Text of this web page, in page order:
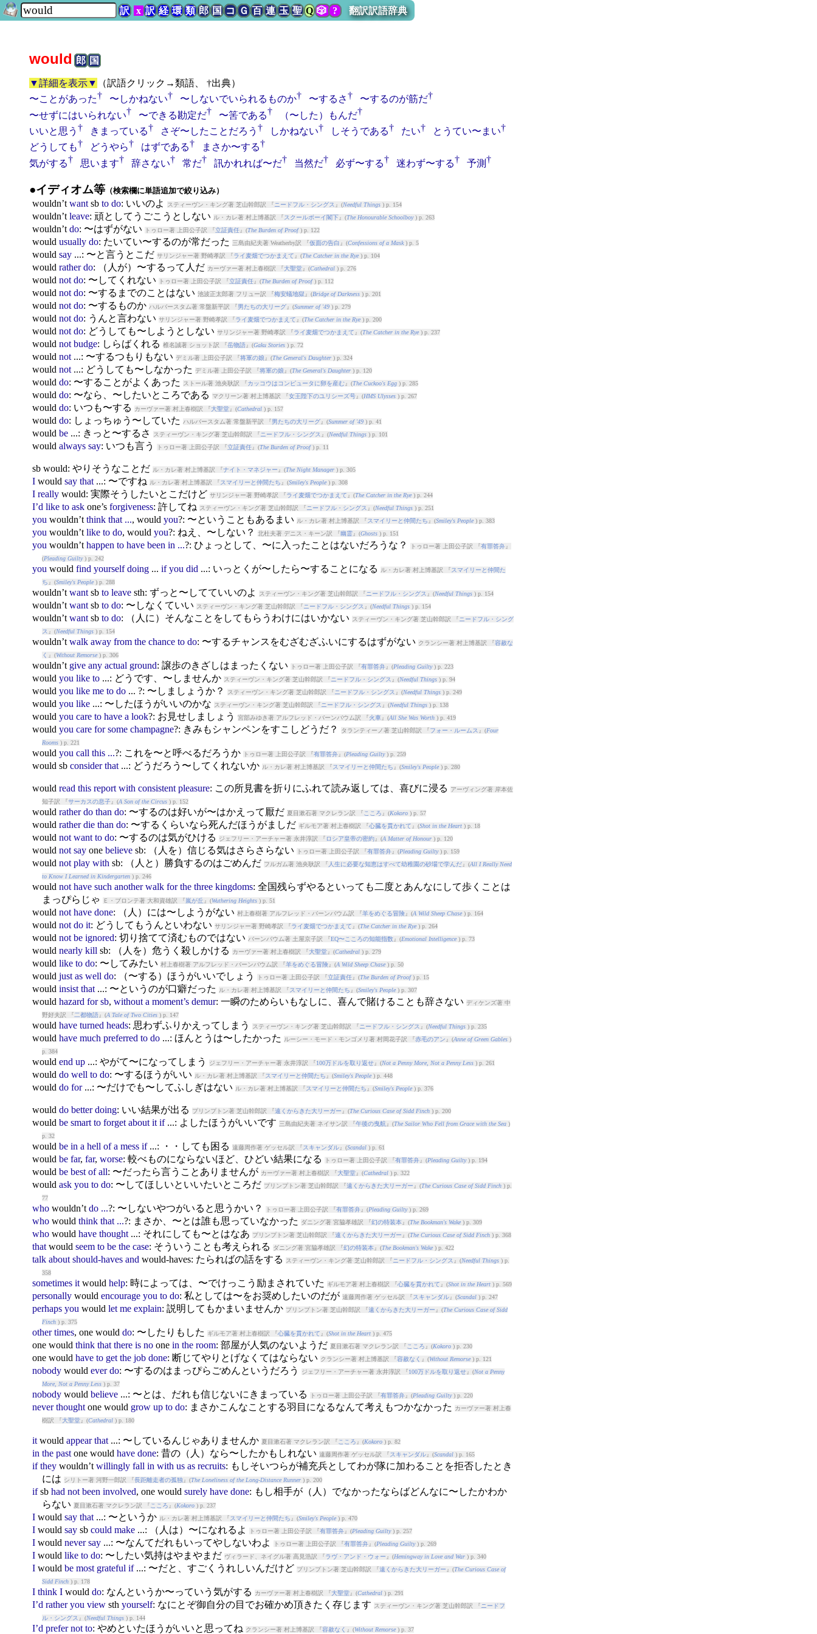
訳 x 訳 経 環 類 郎 国 コ Ｇ 百 連 玉 聖 Q 🎲? 翻訳訳語辞典
would郎 国
▼詳細を表示▼ （訳語クリック→類語、 †出典）
〜ことがあった† 〜しかねない† 〜しないでいられるものか† 〜するさ† 〜するのが筋だ†
〜せずにはいられない† 〜できる勘定だ† 〜筈である† （〜した）もんだ†
いいと思う † きまっている† さぞ〜したことだろう † しかねない† しそうである† たい† とうてい〜まい†
どうしても† どうやら† はずである† まさか〜する†
気がする† 思います† 辞さない† 常だ† 訊かれれば〜だ† 当然だ† 必ず〜する† 迷わず〜する† 予測†
●イディオム等 （検索欄に単語追加で絞り込み）
wouldn’t wantsb to do: いいのよ スティーヴン・キング著 芝山幹郎訳 『 ニードフル・シングス 』(Needful Things) p. 154
wouldn’t leave: 頑としてうごこうとしない ル・カレ著 村上博基訳 『スクールボーイ閣下』(The Honourable Schoolboy) p. 263
wouldn’t do: 〜はずがない トゥロー著 上田公子訳 『立証責任』(The Burden of Proof) p. 122
would usually do: たいてい〜するのが常だった 三島由紀夫著 Weatherby訳 『仮面の告白 』(Confessions of a Mask) p. 5
would say...: 〜と言うとこだ サリンジャー著 野崎孝訳 『ライ麦畑でつかまえて 』(The Catcher in the Rye) p. 104
would rather do: （人が）〜するって人だ カーヴァー著 村上春樹訳 『大聖堂』(Cathedral) p. 276
would not do: 〜してくれない トゥロー著 上田公子訳 『立証責任』(The Burden of Proof) p. 112
would not do: 〜するまでのことはない 池波正太郎著 フリュー訳 『梅安蟻地獄 』(Bridge of Darkness) p. 201
would not do: 〜するものか ハルバースタム著 常盤新平訳 『男たちの大リーグ』(Summer of '49) p. 279
would not do: うんと言わない サリンジャー著 野崎孝訳 『ライ麦畑でつかまえて 』(The Catcher in the Rye) p. 200
would not do: どうしても〜しようとしない サリンジャー著 野崎孝訳 『ライ麦畑でつかまえて 』(The Catcher in the Rye) p. 237
would not budge: しらばくれる 椎名誠著 ショット訳 『岳物語』(Gaku Stories) p. 72
would not...: 〜するつもりもない デミル著 上田公子訳 『将軍の娘 』(The General's Daughter) p. 324
would not...: どうしても〜しなかった デミル著 上田公子訳 『将軍の娘 』(The General's Daughter) p. 120
would do: 〜することがよくあった ストール著 池央耿訳 『カッコウはコンピュータに卵を産む』(The Cuckoo's Egg) p. 285
would do: 〜なら、〜したいところである マクリーン著 村上博基訳 『女王陛下のユリシーズ号』(HMS Ulysses) p. 267
would do: いつも〜する カーヴァー著 村上春樹訳 『大聖堂』(Cathedral) p. 157
would do: しょっちゅう〜していた ハルバースタム著 常盤新平訳 『男たちの大リーグ』(Summer of '49) p. 41
would be...: きっと〜するさ スティーヴン・キング著 芝山幹郎訳 『 ニードフル・シングス 』(Needful Things) p. 101
would always say: いつも言う トゥロー著 上田公子訳 『立証責任』(The Burden of Proof) p. 11
sb would: やりそうなことだ ル・カレ著 村上博基訳 『ナイト・マネジャー 』(The Night Manager) p. 305
I would say that...: 〜ですね ル・カレ著 村上博基訳 『スマイリーと仲間たち 』(Smiley's People) p. 308
I really would: 実際そうしたいとこだけど サリンジャー著 野崎孝訳 『ライ麦畑でつかまえて 』(The Catcher in the Rye) p. 244
I’d like to askone’s forgiveness: 許してね スティーヴン・キング著 芝山幹郎訳 『 ニードフル・シングス 』(Needful Things) p. 251
you wouldn’t think that ..., would you?: 〜ということもあるまい ル・カレ著 村上博基訳 『スマイリーと仲間たち 』(Smiley's People) p. 383
you wouldn’t like to do, would you?: ねえ、〜しない？ 北杜夫著 デニス・キーン訳 『幽霊』(Ghosts) p. 151
you wouldn’t happen to have been in ...?: ひょっとして、〜に入ったことはないだろうな？ トゥロー著 上田公子訳 『有罪答弁』
(Pleading Guilty) p. 242
you would find yourself doing... if you did ...: いっとくが〜したら〜することになる ル・カレ著 村上博基訳 『スマイリーと仲間た
ち 』(Smiley's People) p. 288
wouldn’t wantsb to leavesth: ずっと〜してていいのよ スティーヴン・キング著 芝山幹郎訳 『 ニードフル・シングス 』(Needful Things) p. 154
wouldn’t wantsb to do: 〜しなくていい スティーヴン・キング著 芝山幹郎訳 『 ニードフル・シングス 』(Needful Things) p. 154
wouldn’t wantsb to do: （人に）そんなことをしてもらうわけにはいかない スティーヴン・キング著 芝山幹郎訳 『 ニードフル・シング
ス 』(Needful Things) p. 154
wouldn’t walk away from the chance to do: 〜するチャンスをむざむざふいにするはずがない クランシー著 村上博基訳 『容赦な
く 』(Without Remorse) p. 306
wouldn’t give any actual ground: 譲歩のきざしはまったくない トゥロー著 上田公子訳 『有罪答弁』(Pleading Guilty) p. 223
would you like to...: どうです、〜しませんか スティーヴン・キング著 芝山幹郎訳 『 ニードフル・シングス 』(Needful Things) p. 94
would you like me to do... ?: 〜しましょうか？ スティーヴン・キング著 芝山幹郎訳 『 ニードフル・シングス 』(Needful Things) p. 249
would you like...: 〜したほうがいいのかな スティーヴン・キング著 芝山幹郎訳 『 ニードフル・シングス 』(Needful Things) p. 138
would you care to have a look?: お見せしましょう 宮部みゆき著 アルフレッド・バーンバウム訳 『火車 』(All She Was Worth) p. 419
would you care for some champagne?: きみもシャンペンをすこしどうだ？ タランティーノ著 芝山幹郎訳 『フォー・ルームス 』(Four
Rooms) p. 221
would you call this ...?: これを〜と呼べるだろうか トゥロー著 上田公子訳 『有罪答弁』(Pleading Guilty) p. 259
would sb consider that...: どうだろう〜してくれないか ル・カレ著 村上博基訳 『スマイリーと仲間たち 』(Smiley's People) p. 280
would read this report with consistent pleasure: この所見書を折りにふれて読み返しては、喜びに浸る
アーヴィング著 岸本佐
知子訳 『サーカスの息子』(A Son of the Circus) p. 152
would rather do than do: 〜するのは好いが〜はかえって厭だ 夏目漱石著 マクレラン訳 『 こころ 』(Kokoro) p. 57
would rather die than do: 〜するくらいなら死んだほうがましだ ギルモア著 村上春樹訳 『心臓を貫かれて 』(Shot in the Heart) p. 18
would not want to do: 〜するのは気がひける ジェフリー・アーチャー著 永井淳訳 『 ロシア皇帝の密約』(A Matter of Honour) p. 120
would not sayone believesb: （人を）信じる気はさらさらない トゥロー著 上田公子訳 『有罪答弁』(Pleading Guilty) p. 159
would not play with sb: （人と）勝負するのはごめんだ フルガム著 池央耿訳 『 人生に必要な知恵はすべて幼稚園の砂場で学んだ』(All I Really Need
to Know I Learned in Kindergarten) p. 246
would not have such another walk for the three kingdoms: 全国残らずやるといっても二度とあんなにして歩くことは
まっぴらじゃ
Ｅ・ブロンテ著 大和資雄訳 『嵐が丘 』(Wuthering Heights) p. 51
would not have done: （人）には〜しようがない 村上春樹著 アルフレッド・バーンバウム訳 『羊をめぐる冒険』(A Wild Sheep Chase) p. 164
would not do it: どうしてもうんといわない サリンジャー著 野崎孝訳 『ライ麦畑でつかまえて 』(The Catcher in the Rye) p. 264
would not be ignored: 切り捨てて済むものではない バーンバウム著 土屋京子訳 『EQ〜こころの知能指数』(Emotional Intelligence) p. 73
would nearly kill sb: （人を）危うく殺しかける カーヴァー著 村上春樹訳 『大聖堂』(Cathedral) p. 279
would like to do: 〜してみたい 村上春樹著 アルフレッド・バーンバウム訳 『羊をめぐる冒険』(A Wild Sheep Chase) p. 50
would just as well do: （〜する）ほうがいいでしょう トゥロー著 上田公子訳 『立証責任』(The Burden of Proof) p. 15
would insist that...: 〜というのが口癖だった ル・カレ著 村上博基訳 『スマイリーと仲間たち 』(Smiley's People) p. 307
would hazard for sb, without a moment’s demur: 一瞬のためらいもなしに、喜んで賭けることも辞さない ディケンズ著 中
野好夫訳 『二都物語』(A Tale of Two Cities) p. 147
would have turned heads: 思わずふりかえってしまう スティーヴン・キング著 芝山幹郎訳 『 ニードフル・シングス 』(Needful Things) p. 235
would have much preferred to do...: ほんとうは〜したかった ルーシー・モード・モンゴメリ著 村岡花子訳 『赤毛のアン 』(Anne of Green Gables)
p. 384
would end up...: やがて〜になってしまう ジェフリー・アーチャー著 永井淳訳 『100万ドルを取り返せ』(Not a Penny More, Not a Penny Less) p. 261
would do well to do: 〜するほうがいい ル・カレ著 村上博基訳 『スマイリーと仲間たち 』(Smiley's People) p. 448
would do for...: 〜だけでも〜してふしぎはない ル・カレ著 村上博基訳 『スマイリーと仲間たち 』(Smiley's People) p. 376
would do better doing: いい結果が出る プリンプトン著 芝山幹郎訳 『遠くからきた大リーガー 』(The Curious Case of Sidd Finch) p. 200
would be smart to forget about it if...: よしたほうがいいです 三島由紀夫著 ネイサン訳 『午後の曳航 』(The Sailor Who Fell from Grace with the Sea)
p. 32
would be in a hell of a mess if...: ・・しても困る 遠藤周作著 ゲッセル訳 『スキャンダル』(Scandal) p. 61
would be far, far, worse: 較べものにならないほど、ひどい結果になる トゥロー著 上田公子訳 『有罪答弁』(Pleading Guilty) p. 194
would be best of all: 〜だったら言うことありませんが カーヴァー著 村上春樹訳 『大聖堂』(Cathedral) p. 322
would ask you to do: 〜してほしいといいたいところだ プリンプトン著 芝山幹郎訳 『遠くからきた大リーガー 』(The Curious Case of Sidd Finch) p.
77
who wouldn’t do ...?: 〜しないやつがいると思うかい？ トゥロー著 上田公子訳 『有罪答弁』(Pleading Guilty) p. 269
who would think that ...?: まさか、〜とは誰も思っていなかった ダニング著 宮脇孝雄訳 『幻の特装本』(The Bookman's Wake) p. 309
who would have thought...: それにしても〜とはなあ プリンプトン著 芝山幹郎訳 『遠くからきた大リーガー 』(The Curious Case of Sidd Finch) p. 368
that would seem to be the case: そういうことも考えられる ダニング著 宮脇孝雄訳 『幻の特装本』(The Bookman's Wake) p. 422
talk about should-haves and would-haves: たらればの話をする スティーヴン・キング著 芝山幹郎訳 『 ニードフル・シングス 』(Needful Things) p.
358
sometimes it would help: 時によっては、〜でけっこう励まされていた ギルモア著 村上春樹訳 『心臓を貫かれて 』(Shot in the Heart) p. 569
personally would encourage you to do: 私としては〜をお奨めしたいのだが 遠藤周作著 ゲッセル訳 『スキャンダル』(Scandal) p. 247
perhaps you would let me explain: 説明してもかまいませんか プリンプトン著 芝山幹郎訳 『遠くからきた大リーガー 』(The Curious Case of Sidd
Finch) p. 375
other times, one would do: 〜したりもした ギルモア著 村上春樹訳 『心臓を貫かれて 』(Shot in the Heart) p. 475
one would think that there is noone in the room: 部屋が人気のないようだ 夏目漱石著 マクレラン訳 『 こころ 』(Kokoro) p. 230
one would have to get the job done: 断じてやりとげなくてはならない クランシー著 村上博基訳 『容赦なく 』(Without Remorse) p. 121
nobody would ever do: 〜するのはまっぴらごめんというだろう ジェフリー・アーチャー著 永井淳訳 『100万ドルを取り返せ』(Not a Penny
More, Not a Penny Less) p. 37
nobody would believe...: 〜とは、だれも信じないにきまっている トゥロー著 上田公子訳 『有罪答弁』(Pleading Guilty) p. 220
never thoughtone would grow up to do: まさかこんなことする羽目になるなんて考えもつかなかった
カーヴァー著 村上春
樹訳 『大聖堂』(Cathedral) p. 180
it would appear that...: 〜しているんじゃありませんか 夏目漱石著 マクレラン訳 『 こころ 』(Kokoro) p. 82
in the pastone would have done: 昔の（人）なら〜したかもしれない 遠藤周作著 ゲッセル訳 『スキャンダル』(Scandal) p. 165
if they wouldn’t willingly fall in with us as recruits: もしそいつらが補充兵としてわが隊に加わることを拒否したとき
には シリトー著 河野一郎訳 『長距離走者の孤独 』(The Loneliness of the Long-Distance Runner) p. 200
ifsb had not been involved, one would surely have done: もし相手が（人）でなかったならばどんなに〜したかわか
らない 夏目漱石著 マクレラン訳 『 こころ 』(Kokoro) p. 237
I would say that...: 〜というか ル・カレ著 村上博基訳 『スマイリーと仲間たち 』(Smiley's People) p. 470
I would saysb could make...: （人は）〜になれるよ トゥロー著 上田公子訳 『有罪答弁』(Pleading Guilty) p. 257
I would never say...: 〜なんてだれもいってやしないわよ トゥロー著 上田公子訳 『有罪答弁』(Pleading Guilty) p. 269
I would like to do: 〜したい気持はやまやまだ ヴィラード、ネイグル著 高見浩訳 『ラヴ・アンド・ウォー 』(Hemingway in Love and War) p. 340
I would be most grateful if...: 〜だと、すごくうれしいんだけど プリンプトン著 芝山幹郎訳 『遠くからきた大リーガー 』(The Curious Case of
Sidd Finch) p. 178
I think I would do: なんというか〜っていう気がする カーヴァー著 村上春樹訳 『大聖堂』(Cathedral) p. 291
I’d rather you viewsth yourself: なにとぞ御自分の目でお確かめ頂きたく存じます スティーヴン・キング著 芝山幹郎訳 『 ニードフ
ル・シングス 』(Needful Things) p. 144
I’d prefer not to: やめといたほうがいいと思ってね クランシー著 村上博基訳 『容赦なく 』(Without Remorse) p. 37